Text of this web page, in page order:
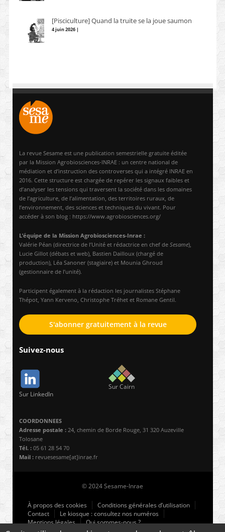
[Pisciculture] Quand la truite se la joue saumon
4 juin 2026 |
La revue Sesame est une publication semestrielle gratuite éditée
par la Mission Agrobiosciences-INRAE : un centre national de
médiation et d’instruction des controverses qui a intégré INRAE en
2016. Cette structure est chargée de repérer les signaux faibles et
d’analyser les tensions qui traversent la société dans les domaines
de l’agriculture, de l’alimentation, des territoires ruraux, de
l’environnement, des sciences et techniques du vivant. Pour
accéder à son blog : https://www.agrobiosciences.org/
L’équipe de la Mission Agrobiosciences-Inrae :
Valérie Péan (directrice de l’Unité et rédactrice en chef de Sesame),
Lucie Gillot (débats et web), Bastien Dailloux (chargé de
production), Léa Sanoner (stagiaire) et Mounia Ghroud
(gestionnaire de l’unité).
Participent également à la rédaction les journalistes Stéphane
Thépot, Yann Kerveno, Christophe Tréhet et Romane Gentil.
S'abonner gratuitement à la revue
Suivez-nous
Sur LinkedIn
Sur Cairn
COORDONNEES
Adresse postale : 24, chemin de Borde Rouge, 31 320 Auzeville
Tolosane
Tél. : 05 61 28 54 70
Mail : revuesesame[at]inrae.fr
© 2024 Sesame-Inrae
À propos des cookies
Conditions générales d’utilisation
Contact
Le kiosque : consultez nos numéros
Mentions légales
Qui sommes-nous ?